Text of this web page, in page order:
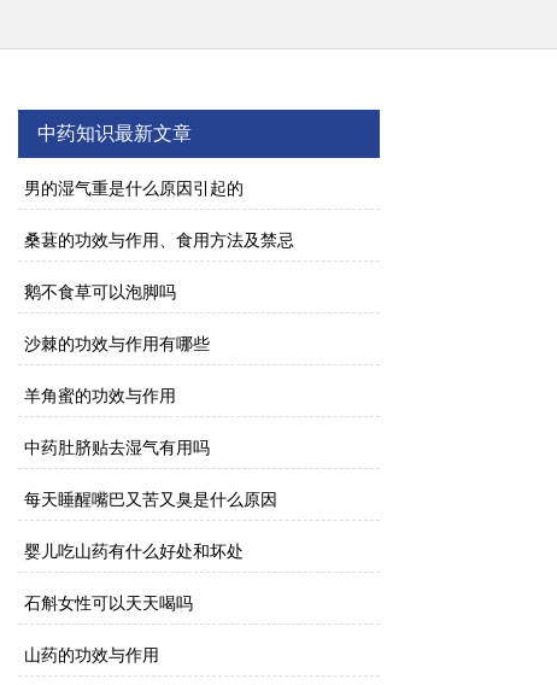
中药知识最新文章
男的湿气重是什么原因引起的
桑葚的功效与作用、食用方法及禁忌
鹅不食草可以泡脚吗
沙棘的功效与作用有哪些
羊角蜜的功效与作用
中药肚脐贴去湿气有用吗
每天睡醒嘴巴又苦又臭是什么原因
婴儿吃山药有什么好处和坏处
石斛女性可以天天喝吗
山药的功效与作用